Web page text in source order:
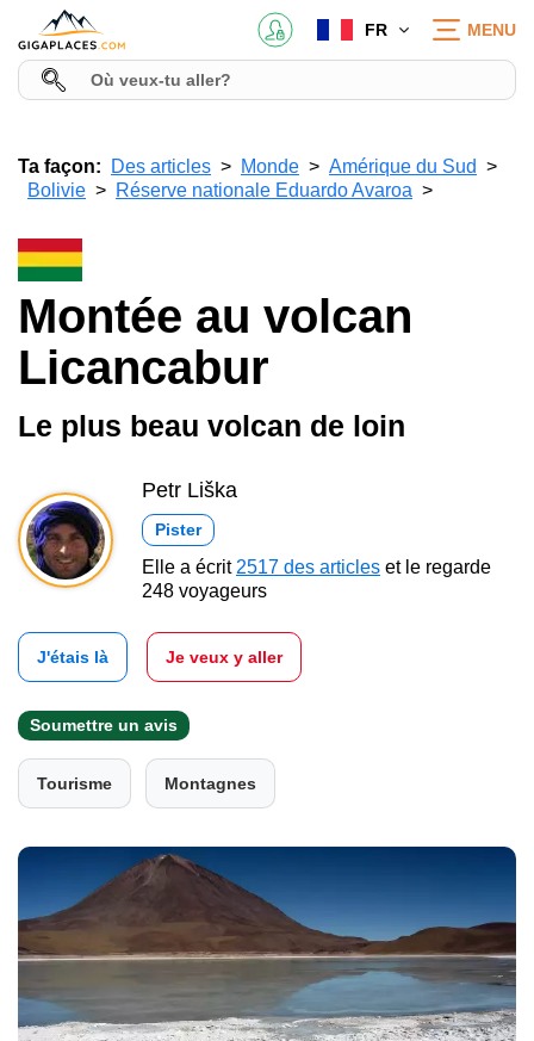
FR MENU
Ta façon: Des articles Monde
Amérique du Sud
Bolivie
Réserve nationale Eduardo Avaroa
Montée au volcan
Licancabur
Le plus beau volcan de loin
Petr Liška
Pister
Elle a écrit 2517 des articles et le regarde
248 voyageurs
J'étais là Je veux y aller
Soumettre un avis
Tourisme Montagnes